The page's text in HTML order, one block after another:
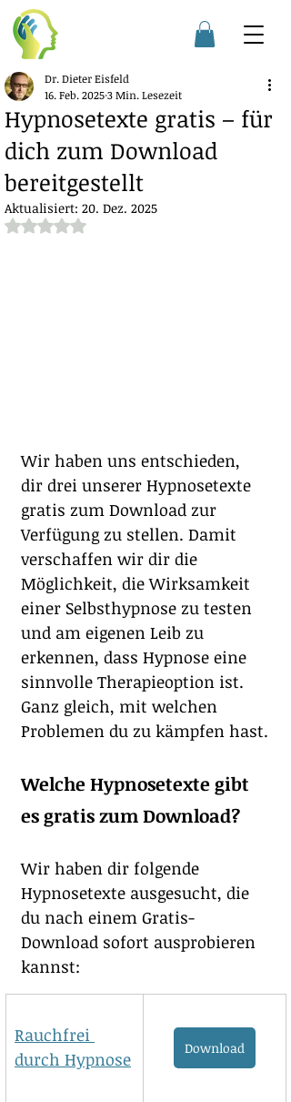
Hypnosetexte gratis – für
dich zum Download
bereitgestellt
Dr. Dieter Eisfeld
16. Feb. 20253 Min. Lesezeit
Aktualisiert: 20. Dez. 2025
Mit NaN von 5 Sternen bewertet.
Wir haben uns entschieden,
dir drei unserer Hypnosetexte
gratis zum Download zur
Verfügung zu stellen. Damit
verschaffen wir dir die
Möglichkeit, die Wirksamkeit
einer Selbsthypnose zu testen
und am eigenen Leib zu
erkennen, dass Hypnose eine
sinnvolle Therapieoption ist.
Ganz gleich, mit welchen
Problemen du zu kämpfen hast.
Welche Hypnosetexte gibt
es gratis zum Download?
Wir haben dir folgende
Hypnosetexte ausgesucht, die
du nach einem Gratis-
Download sofort ausprobieren
kannst:
Rauchfrei
durch Hypnose
Download